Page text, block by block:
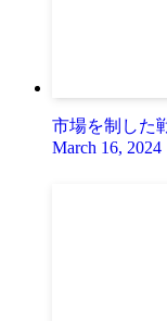
市場を制した
March 16, 2024